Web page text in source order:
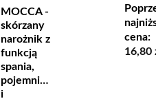
MOCCA -
skórzany
narożnik z
funkcją
spania,
pojemnikiem
i
cena
18,60
cena:
16,80